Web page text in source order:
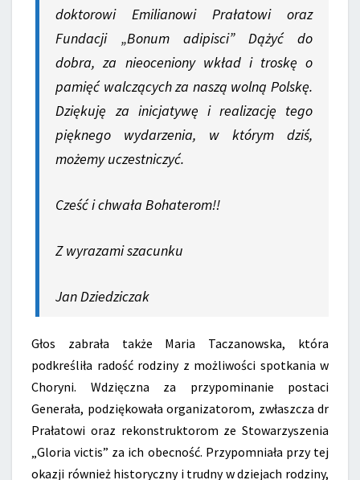
doktorowi Emilianowi Prałatowi oraz
Fundacji „Bonum adipisci” Dążyć do
dobra, za nieoceniony wkład i troskę o
pamięć walczących za naszą wolną Polskę.
Dziękuję za inicjatywę i realizację tego
pięknego wydarzenia, w którym dziś,
możemy uczestniczyć.
Cześć i chwała Bohaterom!!
Z wyrazami szacunku
Jan Dziedziczak
Głos zabrała także Maria Taczanowska, która
podkreśliła radość rodziny z możliwości spotkania w
Choryni. Wdzięczna za przypominanie postaci
Generała, podziękowała organizatorom, zwłaszcza dr
Prałatowi oraz rekonstruktorom ze Stowarzyszenia
„Gloria victis” za ich obecność. Przypomniała przy tej
okazji również historyczny i trudny w dziejach rodziny,